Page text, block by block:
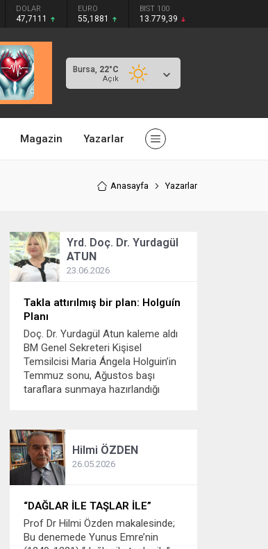
DOLAR
47,7111
EURO
55,1881
BIST 100
13.779,39
Bursa, 22°C
Açık
Magazin Yazarlar
Anasayfa Yazarlar
Yrd. Doç. Dr. Yurdagül
ATUN
23.06.2026
Takla attırılmış bir plan: Holguín
Planı
Doç. Dr. Yurdagül Atun kaleme aldı
BM Genel Sekreteri Kişisel
Temsilcisi Maria Ángela Holguin’in
Temmuz sonu, Ağustos başı
taraflara sunmaya hazırlandığı
“gevşek çözüm” olarak
nitelendiriliyor. Maraş, Güzelyurt ve
Mesarya bölgesinin...
Hilmi ÖZDEN
26.05.2026
“DAĞLAR İLE TAŞLAR İLE”
Prof Dr Hilmi Özden makalesinde;
Bu denemede Yunus Emre’nin